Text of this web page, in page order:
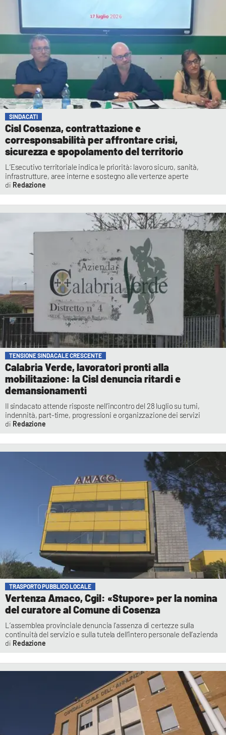
SINDACATI
Cisl Cosenza, contrattazione e
corresponsabilità per affrontare crisi,
sicurezza e spopolamento del territorio
L’Esecutivo territoriale indica le priorità: lavoro sicuro, sanità,
infrastrutture, aree interne e sostegno alle vertenze aperte
Redazione
TENSIONE SINDACALE CRESCENTE
Calabria Verde, lavoratori pronti alla
mobilitazione: la Cisl denuncia ritardi e
demansionamenti
Il sindacato attende risposte nell’incontro del 28 luglio su turni,
indennità, part-time, progressioni e organizzazione dei servizi
Redazione
TRASPORTO PUBBLICO LOCALE
Vertenza Amaco, Cgil: «Stupore» per la nomina
del curatore al Comune di Cosenza
L’assemblea provinciale denuncia l’assenza di certezze sulla
continuità del servizio e sulla tutela dell’intero personale dell’azienda
Redazione